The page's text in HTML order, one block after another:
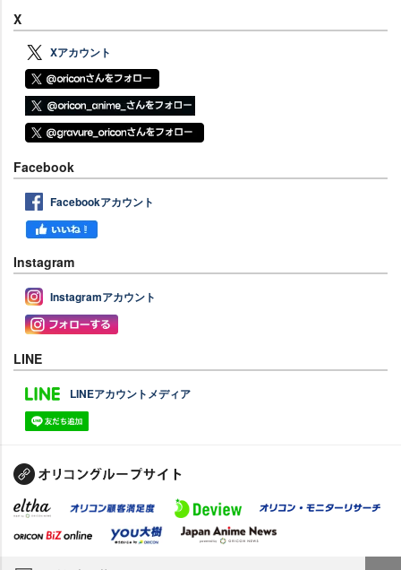
X
Xアカウント
Facebook
Facebookアカウント
Instagram
Instagramアカウント
LINE
LINEアカウントメディア